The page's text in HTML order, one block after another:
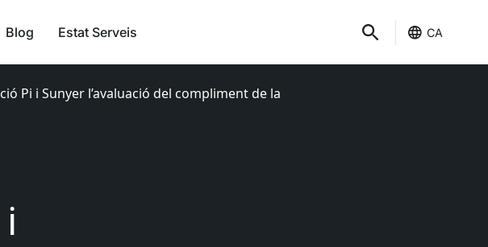
Blog Estat Serveis CA
Pi i Sunyer l’avaluació del compliment de la